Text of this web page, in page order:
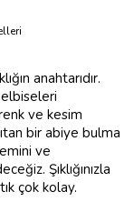
anahtarıdır.
ve kesim
bir abiye bulma
ve
Şıklığınızla
çok kolay.